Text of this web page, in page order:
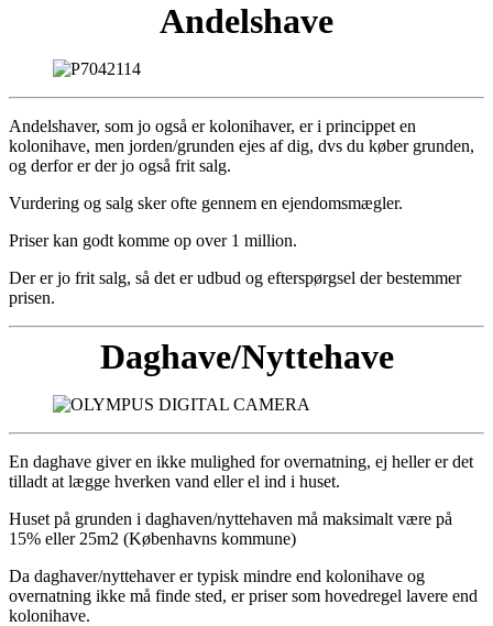
Andelshave
Andelshaver, som jo også er kolonihaver, er i princippet en
kolonihave, men jorden/grunden ejes af dig, dvs du køber grunden,
og derfor er der jo også frit salg.
Vurdering og salg sker ofte gennem en ejendomsmægler.
Priser kan godt komme op over 1 million.
Der er jo frit salg, så det er udbud og efterspørgsel der bestemmer
prisen.
Daghave/Nyttehave
En daghave giver en ikke mulighed for overnatning, ej heller er det
tilladt at lægge hverken vand eller el ind i huset.
Huset på grunden i daghaven/nyttehaven må maksimalt være på
15% eller 25m2 (Københavns kommune)
Da daghaver/nyttehaver er typisk mindre end kolonihave og
overnatning ikke må finde sted, er priser som hovedregel lavere end
kolonihave.